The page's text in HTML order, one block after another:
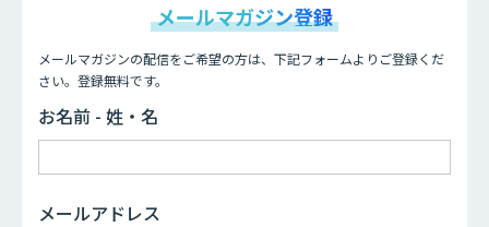
メールマガジン登録
メールマガジンの配信をご希望の方は、下記フォームよりご登録くだ
さい。登録無料です。
お名前 - 姓・名
メールアドレス